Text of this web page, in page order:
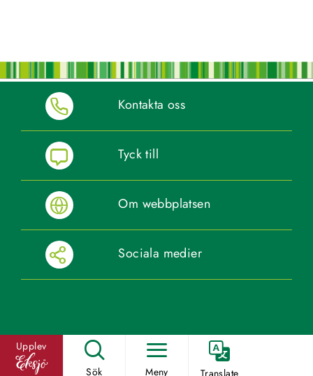
Upplev
Sök
Meny Translate
Kontakta oss
Tyck till
Om webbplatsen
Sociala medier